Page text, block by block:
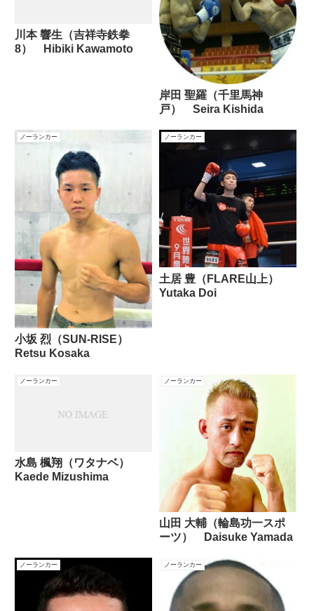
川本 響生（吉祥寺鉄拳
8） Hibiki Kawamoto
岸田 聖羅（千里馬神
戸） Seira Kishida
ノーランカー
小坂 烈（SUN-RISE）
Retsu Kosaka
ノーランカー
土居 豊（FLARE山上）
Yutaka Doi
ノーランカー
水島 楓翔（ワタナベ）
Kaede Mizushima
ノーランカー
山田 大輔（輪島功一スポ
ーツ） Daisuke Yamada
ノーランカー ノーランカー